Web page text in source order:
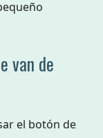
van de
el botón de